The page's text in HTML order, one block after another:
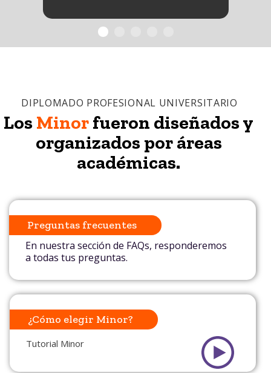
DIPLOMADO PROFESIONAL UNIVERSITARIO
LosMinorfueron diseñados y
organizados por áreas
académicas.
Preguntas frecuentes
En nuestra sección de FAQs, responderemos
a todas tus preguntas.
¿Cómo elegir Minor?
Tutorial Minor